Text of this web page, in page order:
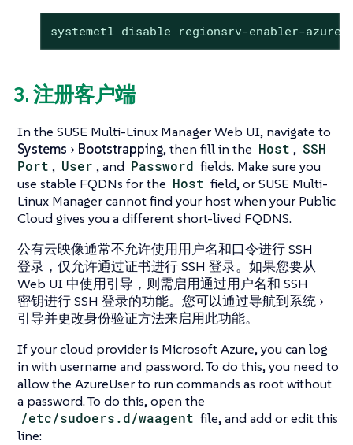
systemctl disable regionsrv-enabler-
3. 注册客户端
In the SUSE Multi-Linux Manager Web UI, navigate to
Systems
Bootstrapping, then fill in the Host , SSH
Port , User , and Password fields. Make sure you
use stable FQDNs for the Host field, or SUSE Multi-
Linux Manager cannot find your host when your Public
Cloud gives you a different short-lived FQDNS.
公有云映像通常不允许使用用户名和口令进行 SSH
登录，仅允许通过证书进行 SSH 登录。如果您要从
Web UI 中使用引导，则需启用通过用户名和 SSH
密钥进行 SSH 登录的功能。您可以通过导航到系统
引导并更改身份验证方法来启用此功能。
If your cloud provider is Microsoft Azure, you can log
in with username and password. To do this, you need to
allow the AzureUser to run commands as root without
a password. To do this, open the
/etc/sudoers.d/waagent file, and add or edit this
line: